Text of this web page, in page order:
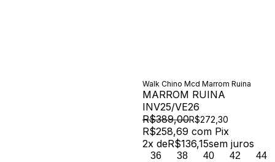
Walk Chino Mcd Marrom Ruina
MARROM RUINA
INV25/VE26
R$389,00R$272,30
R$258,69 com Pix
2x deR$136,15sem juros
36 38 40 42
44